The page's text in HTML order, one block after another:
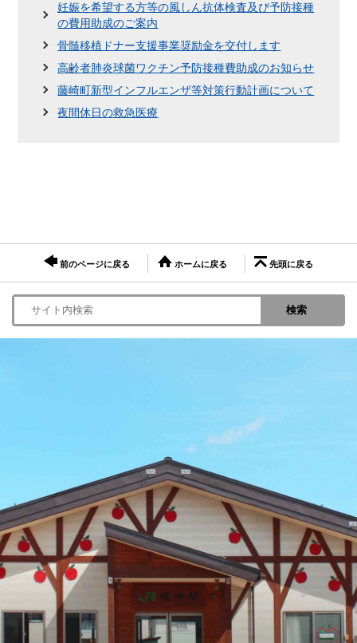
妊娠を希望する方等の風しん抗体検査及び予防接種
の費用助成のご案内
骨髄移植ドナー支援事業奨励金を交付します
高齢者肺炎球菌ワクチン予防接種費助成のお知らせ
藤崎町新型インフルエンザ等対策行動計画について
夜間休日の救急医療
前のページに戻る ホームに戻る 先頭に戻る